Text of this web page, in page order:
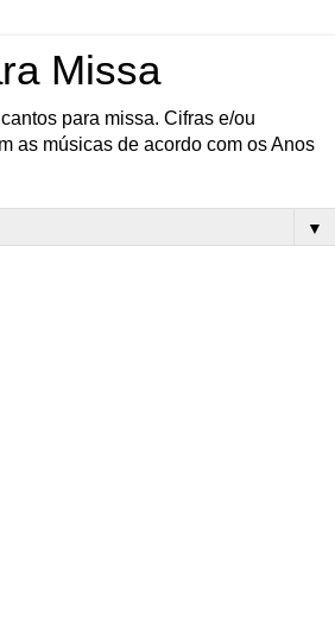
Missa
para missa. Cifras e/ou
as músicas de acordo com os Anos
▼